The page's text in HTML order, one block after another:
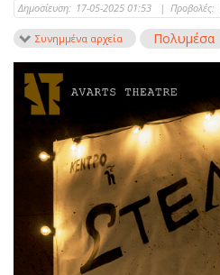
Δημοσίευση: 17-05-2025 01:53 | Προβολές:
Συνημμένα αρχεία Πολυμέσα